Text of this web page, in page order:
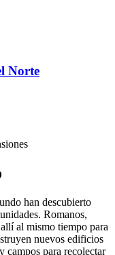
Norte
han descubierto
Romanos,
al mismo tiempo para
nuevos edificios
campos para recolectar